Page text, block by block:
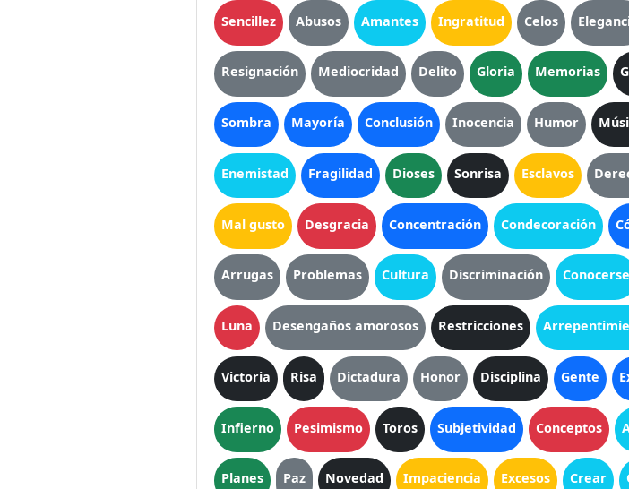
Sencillez Abusos Amantes Ingratitud Celos
Resignación Mediocridad Delito Gloria Memorias
Sombra Mayoría Conclusión Inocencia Humor
Enemistad Fragilidad Dioses Sonrisa Esclavos
Mal gusto Desgracia Concentración Condecoración
Arrugas Problemas Cultura Discriminación Conocerse
Luna Desengaños amorosos Restricciones
Victoria Risa Dictadura Honor Disciplina Gente
Infierno Pesimismo Toros Subjetividad Conceptos
Planes Paz Novedad Impaciencia Excesos Crear